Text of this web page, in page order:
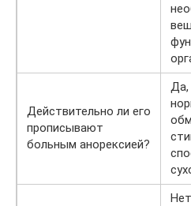
Действительно ли его
прописывают
больным анорексией?
Да,